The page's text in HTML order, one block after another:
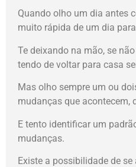
Quando olho um dia antes
muito rápida de um dia
Te deixando na mão, se
tendo de voltar para casa
Mas olho sempre um ou
mudanças que acontecem,
E tento identificar um
mudanças.
Existe a possibilidade de